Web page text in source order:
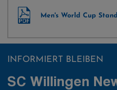
Men's World Cup
INFORMIERT BLEIBEN
SC Willingen